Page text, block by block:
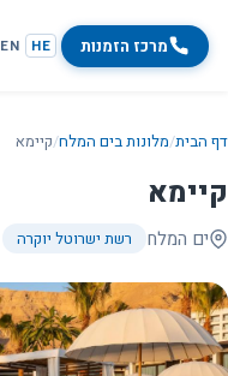
מרכז הזמנות HE
EN
דף הבית/מלונות בים המלח/קיימא
קיימא
ים המלח רשת ישרוטל יוקרה